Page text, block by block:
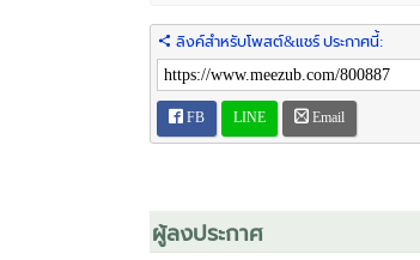
ลิงค์สำหรับโพสต์&แชร์ ประกาศนี้:
FB LINE Email
ผู้ลงประกาศ